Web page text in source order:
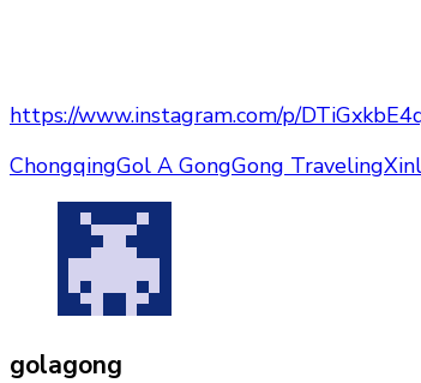
https://www.instagram.com/p/
ChongqingGol A GongGong Traveling
golagong